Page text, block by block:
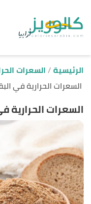
الرئيسية السعرات
السعرات الحرارية في
السعرات